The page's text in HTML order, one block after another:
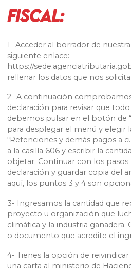
fiscal:
1- Acceder al borrador de
siguiente enlace:
https://
rellenar los datos que nos
2- A continuación
declaración para revisar que
debemos pulsar en el botón de
para desplegar el menú y elegir
“Retenciones y demás pagos a
a la casilla 606 y escribir la
objetar. Continuar con los pasos
declaración y guardar copia del
aquí, los puntos 3 y 4 son
3- Ingresamos la cantidad que
proyecto u organización que
climática y la industria
o documento que acredite el
4- Tienes la opción de
una carta al ministerio de